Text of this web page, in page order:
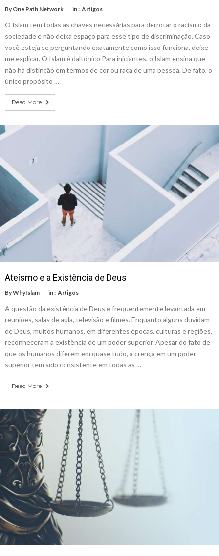
By One Path Network in : Artigos
O Islam tem todas as chaves necessárias para derrotar o racismo da
sociedade e não deixa espaço para esse tipo de discriminação. Caso
você esteja se perguntando exatamente como isso funciona, deixe-
me explicar. O Islam é daltónico Para iniciantes, o Islam ensina que
não há distinção em termos de cor ou raça de uma pessoa. De fato, o
único propósito …
Read More
Ateísmo e a Existência de Deus
ByWhyIslam in : Artigos
A questão da existência de Deus é frequentemente levantada em
reuniões, salas de aula, televisão e filmes. Enquanto alguns duvidam
de Deus, muitos humanos, em diferentes épocas, culturas e regiões,
reconheceram a existência de um poder superior. Apesar do fato de
que os humanos diferem em quase tudo, a crença em um poder
superior tem sido consistente em todas as …
Read More